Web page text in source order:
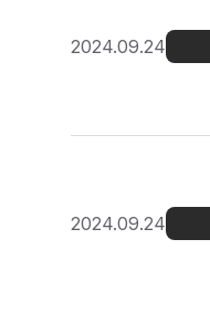
2024.09.24
2024.09.24